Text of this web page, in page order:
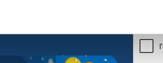
5% korting